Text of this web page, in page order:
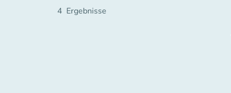
4 Ergebnisse